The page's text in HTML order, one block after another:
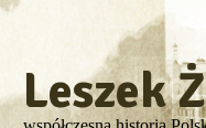
Leszek